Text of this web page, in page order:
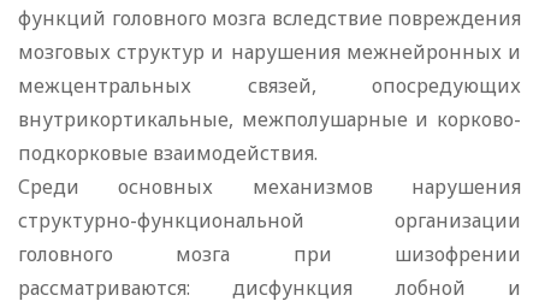
функций головного мозга вследствие повреждения
мозговых структур и нарушения межнейронных и
межцентральных связей, опосредующих
внутрикортикальные, межполушарные и корково-
подкорковые взаимодействия.
Среди основных механизмов нарушения
структурно-функциональной организации
головного мозга при шизофрении
рассматриваются: дисфункция лобной и